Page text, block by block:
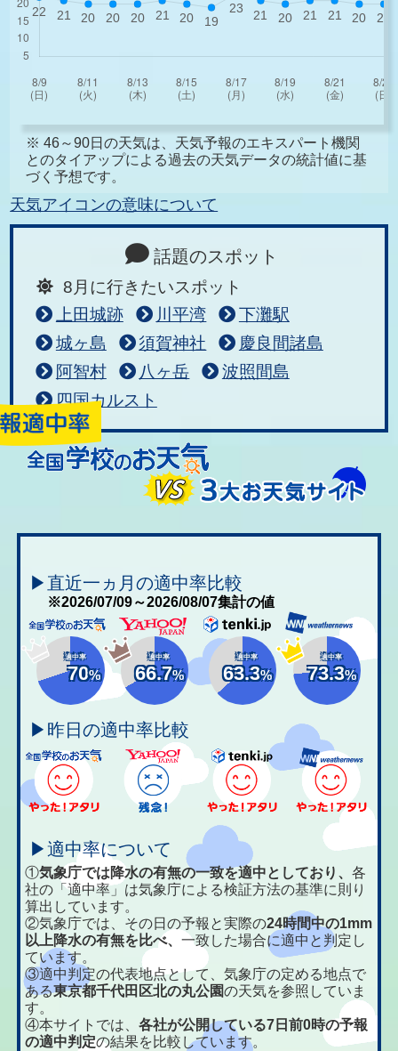
※ 46～90日の天気は、天気予報のエキスパート機関
とのタイアップによる過去の天気データの統計値に基
づく予想です。
天気アイコンの意味について
話題のスポット
8月に行きたいスポット
上田城跡
川平湾
下灘駅
城ヶ島
須賀神社
慶良間諸島
阿智村
八ヶ岳
波照間島
四国カルスト
▶直近一ヵ月の適中率比較
※2026/07/09～2026/08/07集計の値
適中率
70%
適中率
66.7%
適中率
63.3%
適中率
73.3%
▶昨日の適中率比較
▶適中率について
①気象庁では降水の有無の一致を適中としており、各
社の「適中率」は気象庁による検証方法の基準に則り
算出しています。
②気象庁では、その日の予報と実際の24時間中の1mm
以上降水の有無を比べ、一致した場合に適中と判定し
ています。
③適中判定の代表地点として、気象庁の定める地点で
ある東京都千代田区北の丸公園の天気を参照していま
す。
④本サイトでは、各社が公開している7日前0時の予報
の適中判定の結果を比較しています。